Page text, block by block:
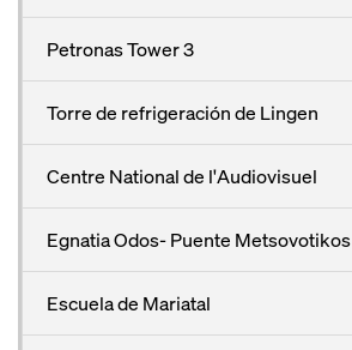
Petronas Tower 3
Torre de refrigeración de Lingen
Centre National de l'Audiovisuel
Egnatia Odos- Puente Metsovotikos
Escuela de Mariatal